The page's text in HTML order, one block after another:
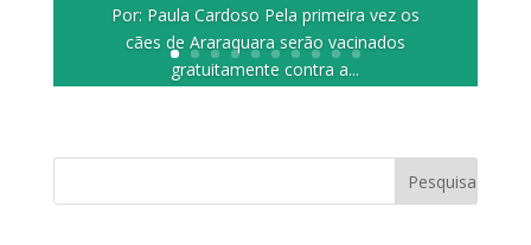
Por: Paula Cardoso Pela primeira vez os
cães de Araraquara serão vacinados
gratuitamente contra a...